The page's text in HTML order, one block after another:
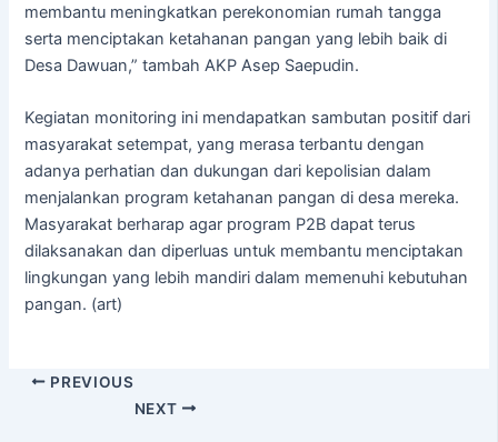
membantu meningkatkan perekonomian rumah tangga
serta menciptakan ketahanan pangan yang lebih baik di
Desa Dawuan,” tambah AKP Asep Saepudin.
Kegiatan monitoring ini mendapatkan sambutan positif dari
masyarakat setempat, yang merasa terbantu dengan
adanya perhatian dan dukungan dari kepolisian dalam
menjalankan program ketahanan pangan di desa mereka.
Masyarakat berharap agar program P2B dapat terus
dilaksanakan dan diperluas untuk membantu menciptakan
lingkungan yang lebih mandiri dalam memenuhi kebutuhan
pangan. (art)
PREVIOUS
NEXT